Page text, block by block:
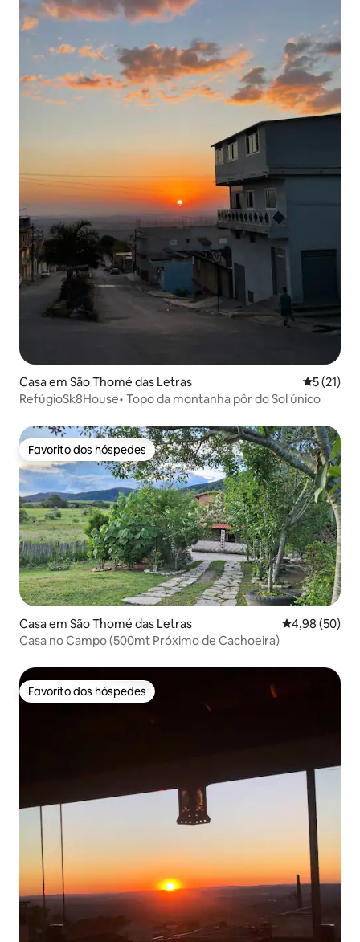
Casa em São Thomé das Letras
5 (21)
RefúgioSk8House• Topo da montanha pôr do Sol único
Favorito dos hóspedes
Favorito dos hóspedes
Casa em São Thomé das Letras Classificação
4,98 (50)
Casa no Campo (500mt Próximo de Cachoeira)
Favorito dos hóspedes
Favorito dos hóspedes